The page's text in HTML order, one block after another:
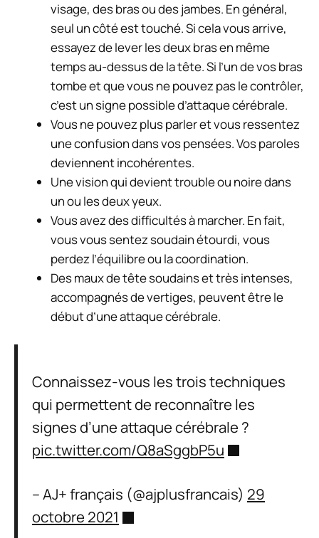
visage, des bras ou des jambes. En général,
seul un côté est touché. Si cela vous arrive,
essayez de lever les deux bras en même
temps au-dessus de la tête. Si l’un de vos bras
tombe et que vous ne pouvez pas le contrôler,
c’est un signe possible d’attaque cérébrale.
Vous ne pouvez plus parler et vous ressentez
une confusion dans vos pensées. Vos paroles
deviennent incohérentes.
Une vision qui devient trouble ou noire dans
un ou les deux yeux.
Vous avez des difficultés à marcher. En fait,
vous vous sentez soudain étourdi, vous
perdez l’équilibre ou la coordination.
Des maux de tête soudains et très intenses,
accompagnés de vertiges, peuvent être le
début d’une attaque cérébrale.
Connaissez-vous les trois techniques
qui permettent de reconnaître les
signes d’une attaque cérébrale ?
pic.twitter.com/Q8aSggbP5u
– AJ+ français (@ajplusfrancais) 29
octobre 2021